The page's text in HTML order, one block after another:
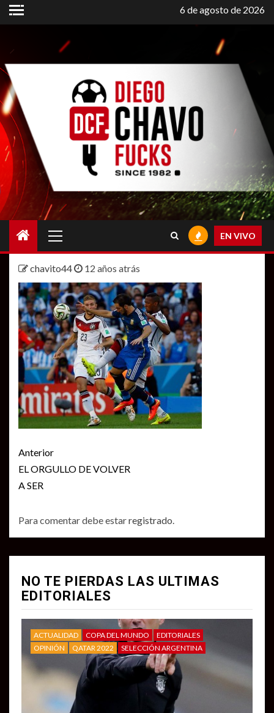
Saltar
al
6 de agosto de 2026
principal
EN VIVO
chavito44 12 años atrás
Seguir
leyendo
Anterior
EL ORGULLO DE VOLVER
A SER
Para comentar debe estarregistrado.
NO TE PIERDAS LAS ULTIMAS
EDITORIALES
ACTUALIDAD COPA DEL MUNDO
EDITORIALES
OPINIÓN
QATAR 2022 SELECCIÓN ARGENTINA